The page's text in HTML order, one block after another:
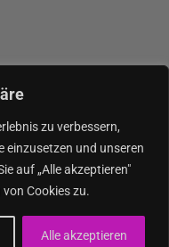
zu verbessern,
einzusetzen und unseren
auf „Alle akzeptieren"
Cookies zu.
Alle akzeptieren